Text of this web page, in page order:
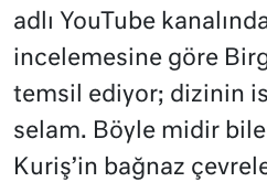
adlı YouTube
incelemesine göre
temsil ediyor; dizinin
selam. Böyle midir
Kuriş’in bağnaz